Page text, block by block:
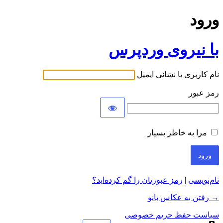
ورود
با نیروی وردپرس
نام کاربری یا نشانی ایمیل
رمز عبور
مرا به خاطر بسپار
نام‌نویسی | رمز عبورتان را گم کرده‌اید؟
→ رفتن به عکاس بانو
سیاست حفظ حریم خصوصی